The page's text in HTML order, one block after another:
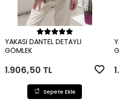
Sepete Ekle
YAKASI DANTEL DETAYLI
GÖMLEK
1.906,50 TL
Sepete Ekle